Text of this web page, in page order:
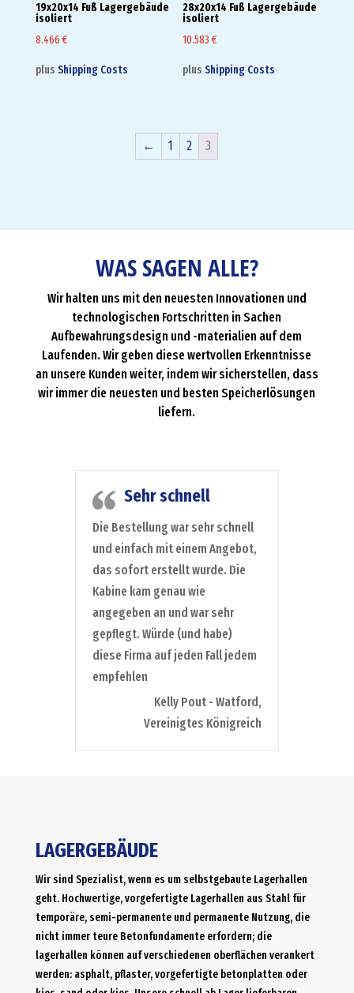
19x20x14 Fuß Lagergebäude
isoliert
8.466 €
plus Shipping Costs
28x20x14 Fuß Lagergebäude
isoliert
10.583€
plusShipping Costs
← 1 2 3
WAS SAGEN ALLE?
Wir halten uns mit den neuesten Innovationen und
technologischen Fortschritten in Sachen
Aufbewahrungsdesign und -materialien auf dem
Laufenden. Wir geben diese wertvollen Erkenntnisse
an unsere Kunden weiter, indem wir sicherstellen, dass
wir immer die neuesten und besten Speicherlösungen
liefern.
Sehr schnell
Die Bestellung war sehr schnell
und einfach mit einem Angebot,
das sofort erstellt wurde. Die
Kabine kam genau wie
angegeben an und war sehr
gepflegt. Würde (und habe)
diese Firma auf jeden Fall jedem
empfehlen
Kelly Pout - Watford,
Vereinigtes Königreich
LAGERGEBÄUDE
Wir sind Spezialist, wenn es um selbstgebaute Lagerhallen
geht. Hochwertige, vorgefertigte Lagerhallen aus Stahl für
temporäre, semi-permanente und permanente Nutzung, die
nicht immer teure Betonfundamente erfordern; die
lagerhallen können auf verschiedenen oberflächen verankert
werden: asphalt, pflaster, vorgefertigte betonplatten oder